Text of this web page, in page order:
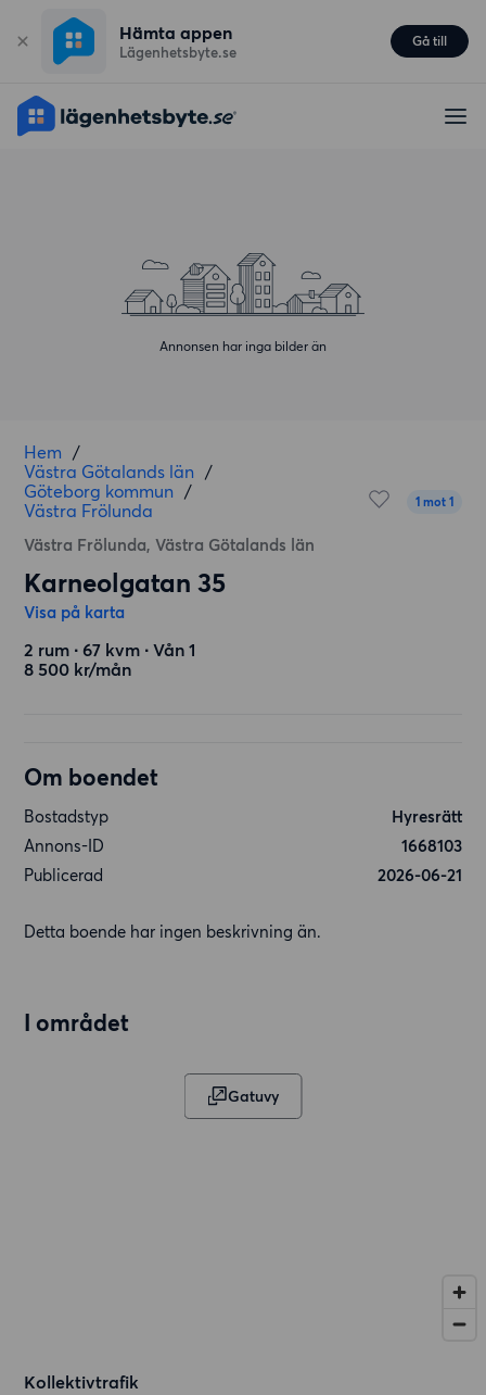
Hämta appen
Lägenhetsbyte.se
Gå till
Annonsen har inga bilder än
Hem /
Västra Götalands län /
Göteborg kommun /
Västra Frölunda
Västra Frölunda, Västra Götalands län
1 mot 1
Karneolgatan 35
Visa på karta
2 rum ∙ 67 kvm ∙ Vån 1
8 500 kr/mån
Om boendet
Bostadstyp
Hyresrätt
Annons-ID
1668103
Publicerad
2026-06-21
Detta boende har ingen beskrivning än.
I området
Gatuvy
Kollektivtrafik